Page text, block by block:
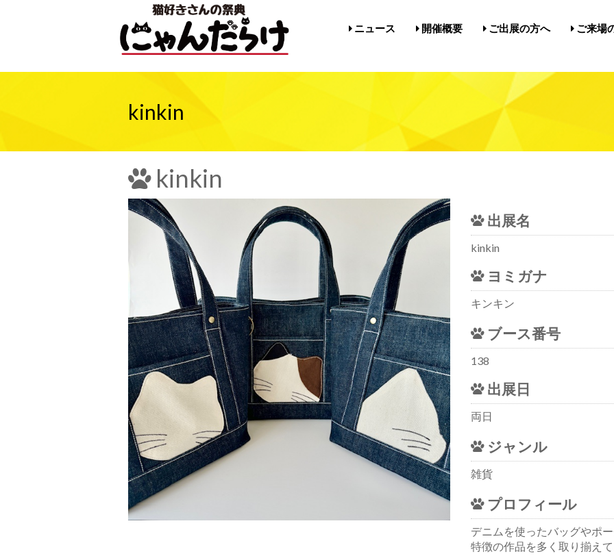
ニュース 開催概要 ご出展の方へ ご来場
kinkin
kinkin
出展名
kinkin
ヨミガナ
キンキン
ブース番号
138
出展日
両日
ジャンル
雑貨
プロフィール
デニムを使ったバッグやポ
特徴の作品を多く取り揃え